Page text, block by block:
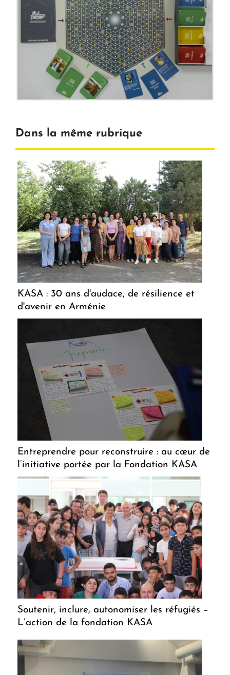
Dans la même rubrique
KASA : 30 ans d'audace, de résilience et
d'avenir en Arménie
Entreprendre pour reconstruire : au cœur de
l’initiative portée par la Fondation KASA
Soutenir, inclure, autonomiser les réfugiés –
L’action de la fondation KASA